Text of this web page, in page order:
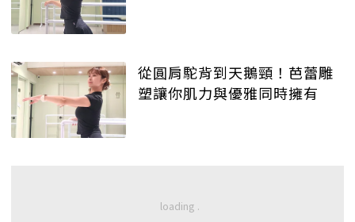
從圓肩駝背到天鵝頸！芭蕾雕
塑讓你肌力與優雅同時擁有